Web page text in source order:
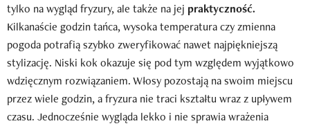
tylko na wygląd fryzury, ale także na jej praktyczność.
Kilkanaście godzin tańca, wysoka temperatura czy zmienna
pogoda potrafią szybko zweryfikować nawet najpiękniejszą
stylizację. Niski kok okazuje się pod tym względem wyjątkowo
wdzięcznym rozwiązaniem. Włosy pozostają na swoim miejscu
przez wiele godzin, a fryzura nie traci kształtu wraz z upływem
czasu. Jednocześnie wygląda lekko i nie sprawia wrażenia